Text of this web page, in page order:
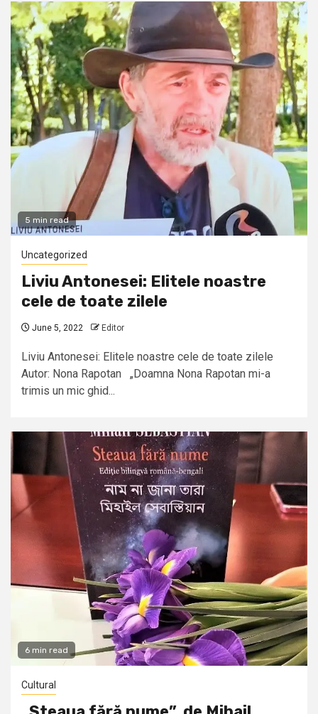
5 min read
Uncategorized
Liviu Antonesei: Elitele noastre
cele de toate zilele
June 5, 2022 Editor
Liviu Antonesei: Elitele noastre cele de toate zilele
Autor: Nona Rapotan „Doamna Nona Rapotan mi-a
trimis un mic ghid...
6 min read
Cultural